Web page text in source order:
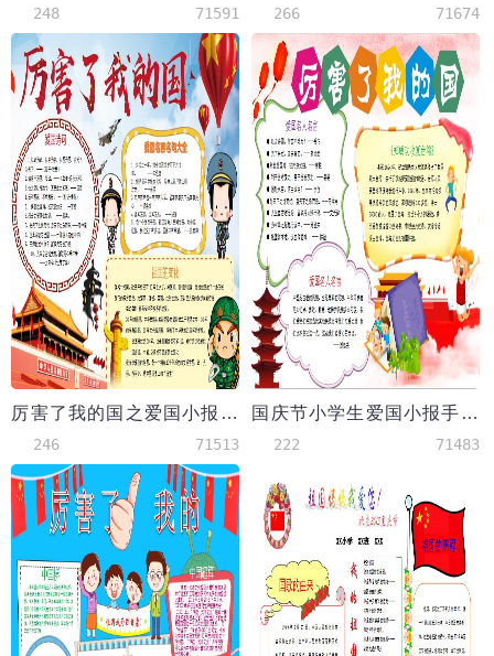
248 71591 266 71674
厉害了我的国之爱国小报手抄报Word模板
246 71513
国庆节小学生爱国小报手抄报Word模板
222 71483